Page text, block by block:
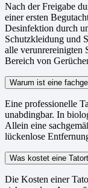
Nach der Freigabe
einer ersten
Desinfektion durch
Schutzkleidung und
alle verunrereinigten
Bereich von
Warum ist eine
Eine professionelle
unabdingbar. In
Allein eine
lückenlose
Was kostet eine
Die Kosten einer